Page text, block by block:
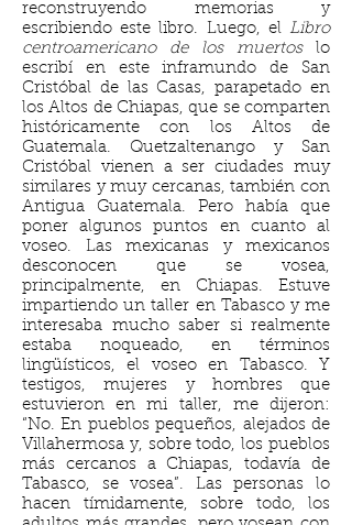
reconstruyendo memorias y
escribiendo este libro. Luego, el Libro
centroamericano de los muertoslo
escribí en este inframundo de San
Cristóbal de las Casas, parapetado en
los Altos de Chiapas, que se comparten
históricamente con los Altos de
Guatemala. Quetzaltenango y San
Cristóbal vienen a ser ciudades muy
similares y muy cercanas, también con
Antigua Guatemala. Pero había que
poner algunos puntos en cuanto al
voseo. Las mexicanas y mexicanos
desconocen que se vosea,
principalmente, en Chiapas. Estuve
impartiendo un taller en Tabasco y me
interesaba mucho saber si realmente
estaba noqueado, en términos
lingüísticos, el voseo en Tabasco. Y
testigos, mujeres y hombres que
estuvieron en mi taller, me dijeron:
“No. En pueblos pequeños, alejados de
Villahermosa y, sobre todo, los pueblos
más cercanos a Chiapas, todavía de
Tabasco, se vosea”. Las personas lo
hacen tímidamente, sobre todo, los